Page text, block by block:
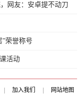
网友：安卓提不动刀
荣誉称号
活动
| 加入我们 |
网站地图